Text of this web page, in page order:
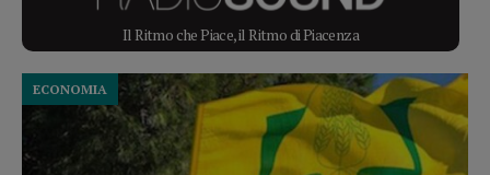
Il Ritmo che Piace, il Ritmo di Piacenza
ECONOMIA